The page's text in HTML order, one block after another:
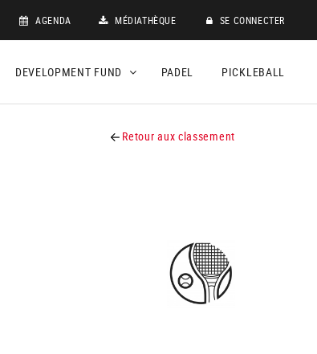
AGENDA MÉDIATHÈQUE SE CONNECTER
DEVELOPMENT FUND PADEL PICKLEBALL
Retour aux classement